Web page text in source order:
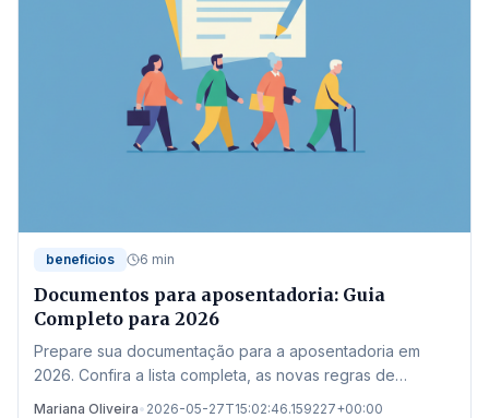
beneficios 6 min
Documentos para aposentadoria: Guia
Completo para 2026
Prepare sua documentação para a aposentadoria em
2026. Confira a lista completa, as novas regras de
Mariana Oliveira• 2026-05-27T15:02:46.159227+00:00